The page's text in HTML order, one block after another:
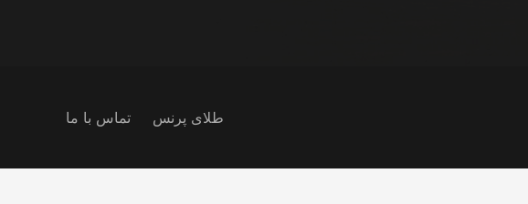
طلای پرنس تماس با ما